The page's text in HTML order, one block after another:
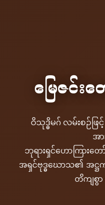
မြေဇင်းတ
ဝိသုဒ္ဓိမဂ် လမ်းစဉ်
အ
ဘုရားရှင်ဟောကြားတ
အရှင်ဗုဒ္ဓဃောသ၏ အဋ္ဌ
တိကျစွာ